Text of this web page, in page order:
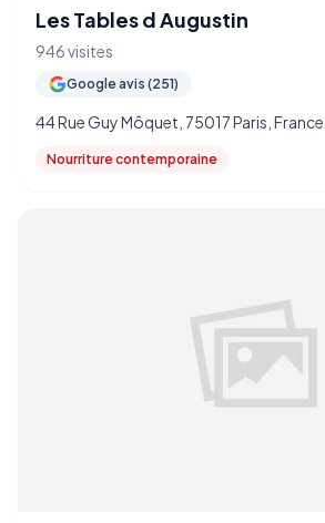
Les Tables d Augustin
946 visites
Google avis (251)
44 Rue Guy Môquet, 75017 Paris, France
Nourriture contemporaine